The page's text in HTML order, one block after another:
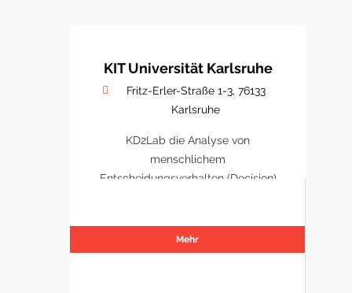
KIT Universität Karlsruhe
Fritz-Erler-Straße 1-3, 76133
Karlsruhe
KD2Lab die Analyse von
menschlichem
Entscheidungsverhalten (Decision)
Mehr